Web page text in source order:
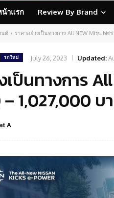
น้าแรก Review By Brand
นต์ ราคาอย่างเป็นทางการ All NEW
รถใหม่ July 26, 2023 Updated:
เป็นทางการ
1,027,000 บ
A